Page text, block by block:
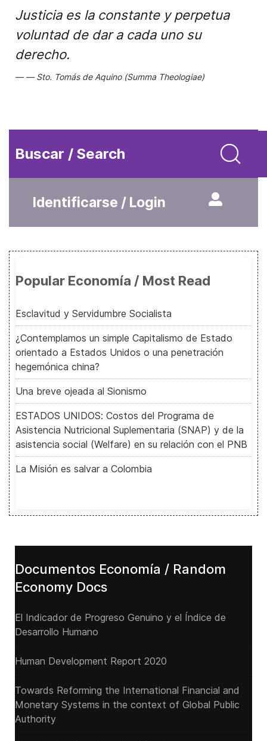
Justicia es la constante y perpetua
voluntad de dar a cada uno su
derecho.
Sto. Tomás de Aquino (Summa Theologiae)
Buscar / Search
Identificarse / Login
Popular Economía / Most Read
Esclavitud y Servidumbre Socialista
¿Contemplamos un simple Capitalismo de Estado
orientado a Estados Unidos o una penetración
hegemónica china?
Una breve ojeada al Sionismo
ESTADOS UNIDOS: Costos del Programa de
Asistencia Nutricional Suplementaria (SNAP) y de la
asistencia social (Welfare) en su relación con el PNB
La Misión es salvar a Colombia
Documentos Economía / Random
Economy Docs
El Indicador de Progreso Genuino y el Índice de
Desarrollo Humano
Human Development Report 2020
Towards Reforming the International Financial and
Monetary Systems in the context of Global Public
Authority